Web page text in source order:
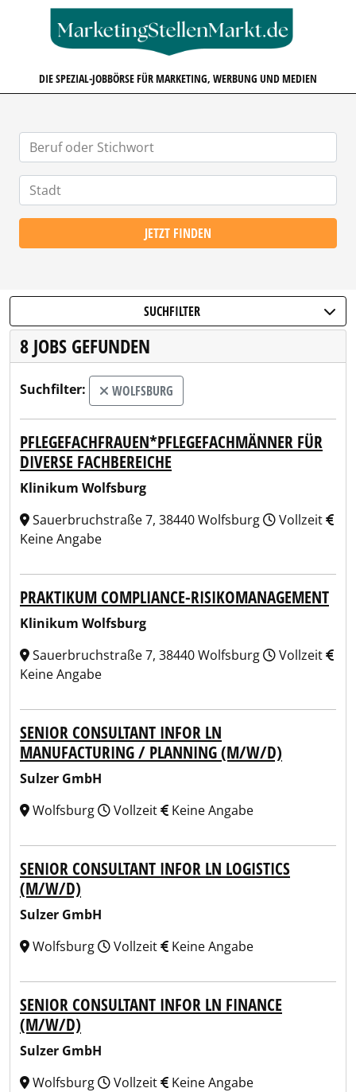
DIE SPEZIAL-JOBBÖRSE FÜR MARKETING, WERBUNG UND MEDIEN
JETZT FINDEN
SUCHFILTER
8 JOBS GEFUNDEN
Suchfilter: WOLFSBURG
PFLEGEFACHFRAUEN*PFLEGEFACHMÄNNER FÜR
DIVERSE FACHBEREICHE
Klinikum Wolfsburg
Sauerbruchstraße 7, 38440 Wolfsburg
Vollzeit
Keine Angabe
PRAKTIKUM COMPLIANCE-RISIKOMANAGEMENT
Klinikum Wolfsburg
Sauerbruchstraße 7, 38440 Wolfsburg
Vollzeit
Keine Angabe
SENIOR CONSULTANT INFOR LN
MANUFACTURING / PLANNING (M/W/D)
Sulzer GmbH
Wolfsburg
Vollzeit Keine Angabe
SENIOR CONSULTANT INFOR LN LOGISTICS
(M/W/D)
Sulzer GmbH
Wolfsburg
Vollzeit Keine Angabe
SENIOR CONSULTANT INFOR LN FINANCE
(M/W/D)
Sulzer GmbH
Wolfsburg
Vollzeit Keine Angabe